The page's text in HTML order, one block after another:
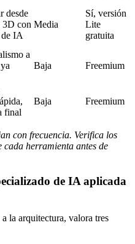
desde
3D con
IA
Media
Sí, versión
Lite
gratuita
a
Baja Freemium
final
Baja Freemium
con frecuencia. Verifica los
cada herramienta antes de
de IA aplicada
la arquitectura, valora tres